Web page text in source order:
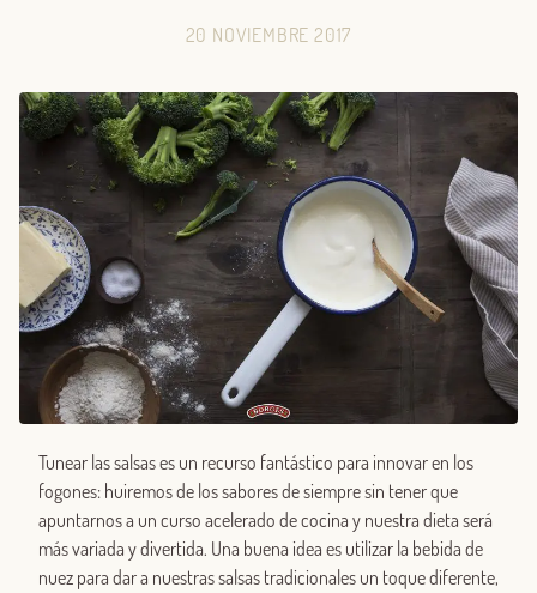
20 NOVIEMBRE 2017
Tunear las salsas es un recurso fantástico para innovar en los
fogones: huiremos de los sabores de siempre sin tener que
apuntarnos a un curso acelerado de cocina y nuestra dieta será
más variada y divertida. Una buena idea es utilizar la bebida de
nuez para dar a nuestras salsas tradicionales un toque diferente,